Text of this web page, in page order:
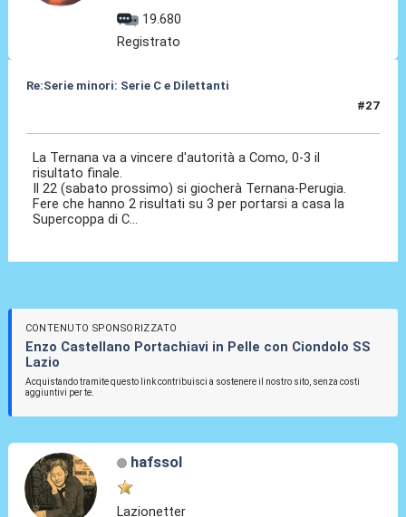
19.680
Registrato
Re:Serie minori: Serie C e Dilettanti
#27
La Ternana va a vincere d'autorità a Como, 0-3 il
risultato finale.
Il 22 (sabato prossimo) si giocherà Ternana-Perugia.
Fere che hanno 2 risultati su 3 per portarsi a casa la
Supercoppa di C...
CONTENUTO SPONSORIZZATO
Enzo Castellano Portachiavi in Pelle con Ciondolo SS
Lazio
Acquistando tramite questo link contribuisci a sostenere il nostro sito, senza costi
aggiuntivi per te.
hafssol
Lazionetter